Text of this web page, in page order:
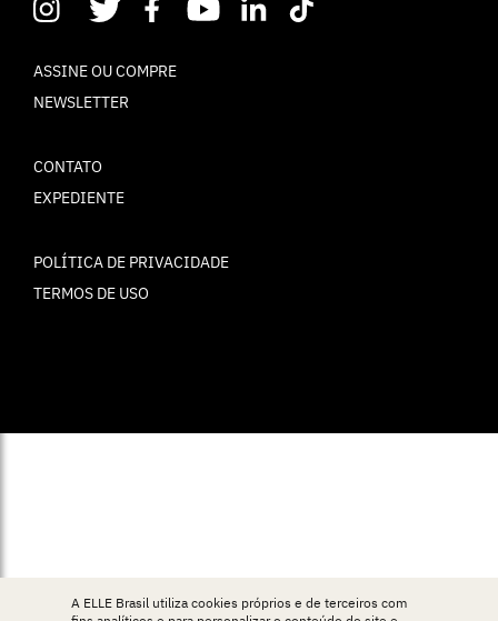
ASSINE OU COMPRE
NEWSLETTER
CONTATO
EXPEDIENTE
POLÍTICA DE PRIVACIDADE
TERMOS DE USO
A ELLE Brasil utiliza cookies próprios e de terceiros com